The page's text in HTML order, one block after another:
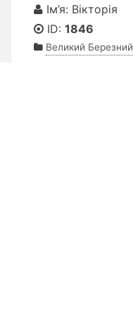
Ім’я: Вікторія
ID: 1846
Великий Березний